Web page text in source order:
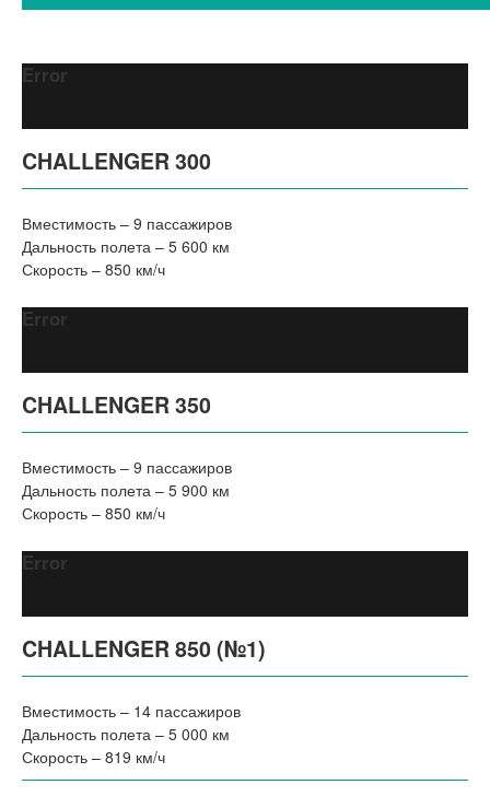
Error
CHALLENGER 300
Вместимость – 9 пассажиров
Дальность полета – 5 600 км
Скорость – 850 км/ч
Error
CHALLENGER 350
Вместимость – 9 пассажиров
Дальность полета – 5 900 км
Скорость – 850 км/ч
Error
CHALLENGER 850 (№1)
Вместимость – 14 пассажиров
Дальность полета – 5 000 км
Скорость – 819 км/ч